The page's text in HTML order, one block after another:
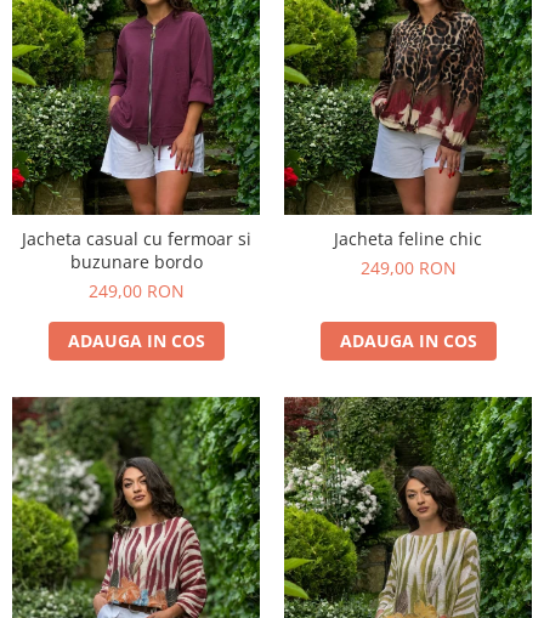
Jacheta casual cu fermoar si
buzunare bordo
249,00 RON
ADAUGA IN COS
Jacheta feline chic
249,00 RON
ADAUGA IN COS